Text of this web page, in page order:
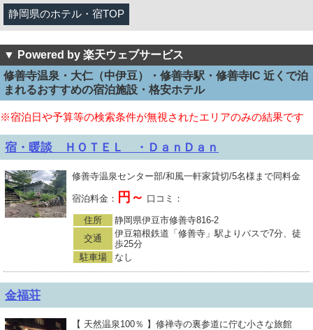
静岡県のホテル・宿TOP
▼ Powered by 楽天ウェブサービス
修善寺温泉・大仁（中伊豆）・修善寺駅・修善寺IC 近くで泊
まれるおすすめの宿泊施設・格安ホテル
※宿泊日や予算等の検索条件が無視されたエリアのみの結果です
宿・暖談 ＨＯＴＥＬ ・ＤａｎＤａｎ
修善寺温泉センター部/和風一軒家貸切/5名様まで同料金
宿泊料金： 円～ 口コミ：
住所
静岡県伊豆市修善寺816-2
交通
伊豆箱根鉄道「修善寺」駅よりバスで7分、徒
歩25分
駐車場
なし
金福荘
【 天然温泉100％ 】修禅寺の裏参道に佇む小さな旅館